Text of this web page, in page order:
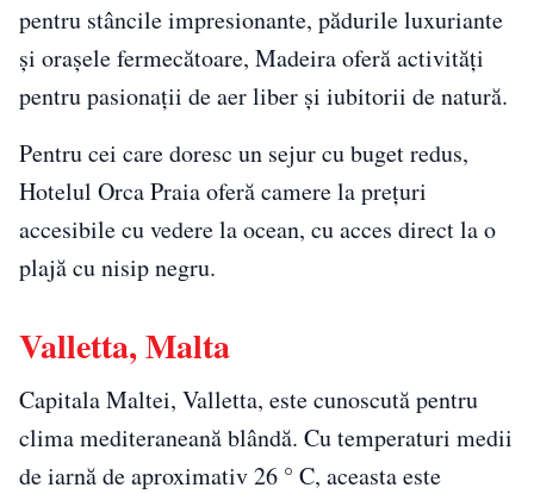
pentru stâncile impresionante, pădurile luxuriante
și orașele fermecătoare, Madeira oferă activități
pentru pasionații de aer liber și iubitorii de natură.
Pentru cei care doresc un sejur cu buget redus,
Hotelul Orca Praia oferă camere la prețuri
accesibile cu vedere la ocean, cu acces direct la o
plajă cu nisip negru.
Valletta, Malta
Capitala Maltei, Valletta, este cunoscută pentru
clima mediteraneană blândă. Cu temperaturi medii
de iarnă de aproximativ 26 ° C, aceasta este